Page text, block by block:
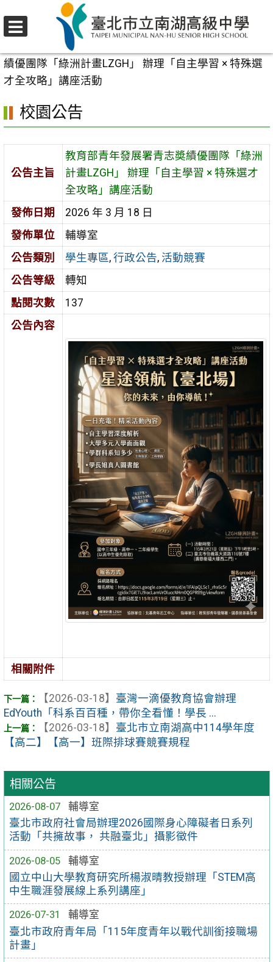
至
要
內
校園公告
績優團隊「綠洲計畫LZGH」 辦理「自主學習 × 特殊選
才全攻略」講座活動
相關公告
2026-08-07
輔導室
臺北市政府社會局辦理2026國際身心障礙者日系列
活動「共擁故事， 共融臺北」攝影徵件
2026-08-05
輔導室
國立中山大學教育研究所楊淑晴教授辦理「STEM高
中生職涯發展線上系列講座」
2026-07-31
輔導室
臺北市政府青年局「115年度青年以戰代訓銜接職場
計畫」
校園公告
公告主旨
教育部青年發展署青志奬績優團隊「綠洲
計畫LZGH」 辦理「自主學習 × 特殊選才
全攻略」講座活動
發佈日期
2026 年 3 月 18 日
發佈單位
輔導室
公告類別
學生專區, 行政公告, 活動競賽
公告等級
轉知
點閱次數
137
公告內容
相關附件
【2026-03-18】 臺灣一滴優教育協會辦理
EdYouth「科系百百種，帶你全看懂！學長 ...
【2026-03-18】 臺北市立南湖高中114學年度
【高二】【高一】班際排球賽競賽規程
選
單